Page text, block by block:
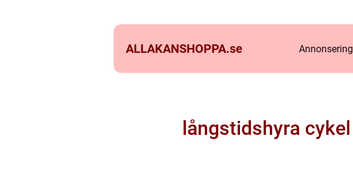
ALLAKANSHOPPA.se Annonsering
långstidshyra cykel